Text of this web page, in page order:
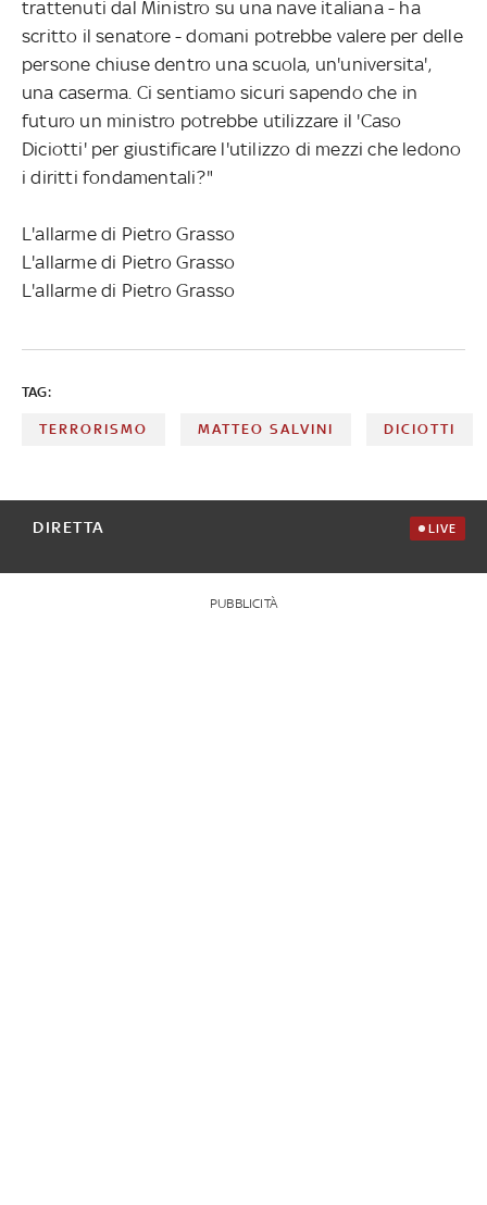
trattenuti dal Ministro su una nave italiana - ha
scritto il senatore - domani potrebbe valere per delle
persone chiuse dentro una scuola, un'universita',
una caserma. Ci sentiamo sicuri sapendo che in
futuro un ministro potrebbe utilizzare il 'Caso
Diciotti' per giustificare l'utilizzo di mezzi che ledono
i diritti fondamentali?"
L'allarme di Pietro Grasso
L'allarme di Pietro Grasso
L'allarme di Pietro Grasso
TAG:
TERRORISMO MATTEO SALVINI DICIOTTI
DIRETTA LIVE
PUBBLICITÀ